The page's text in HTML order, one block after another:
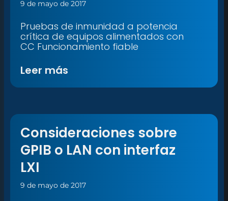
9 de mayo de 2017
Pruebas de inmunidad a potencia
crítica de equipos alimentados con
CC Funcionamiento fiable
Leer más
Consideraciones sobre
GPIB o LAN con interfaz
LXI
9 de mayo de 2017